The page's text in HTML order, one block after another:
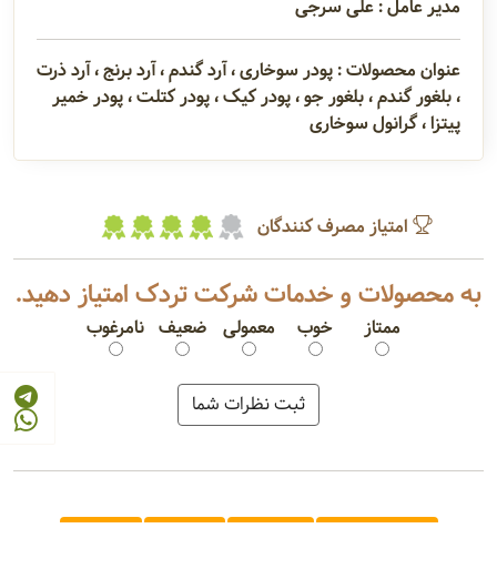
مدیر عامل : علی سرجی
عنوان محصولات : پودر سوخاری ، آرد گندم ، آرد برنج ، آرد ذرت
، بلغور گندم ، بلغور جو ، پودر کیک ، پودر کتلت ، پودر خمیر
پیتزا ، گرانول سوخاری
امتیاز مصرف کنندگان
به محصولات و خدمات شرکت تردک امتیاز دهید.
نامرغوب ضعیف معمولی خوب ممتاز